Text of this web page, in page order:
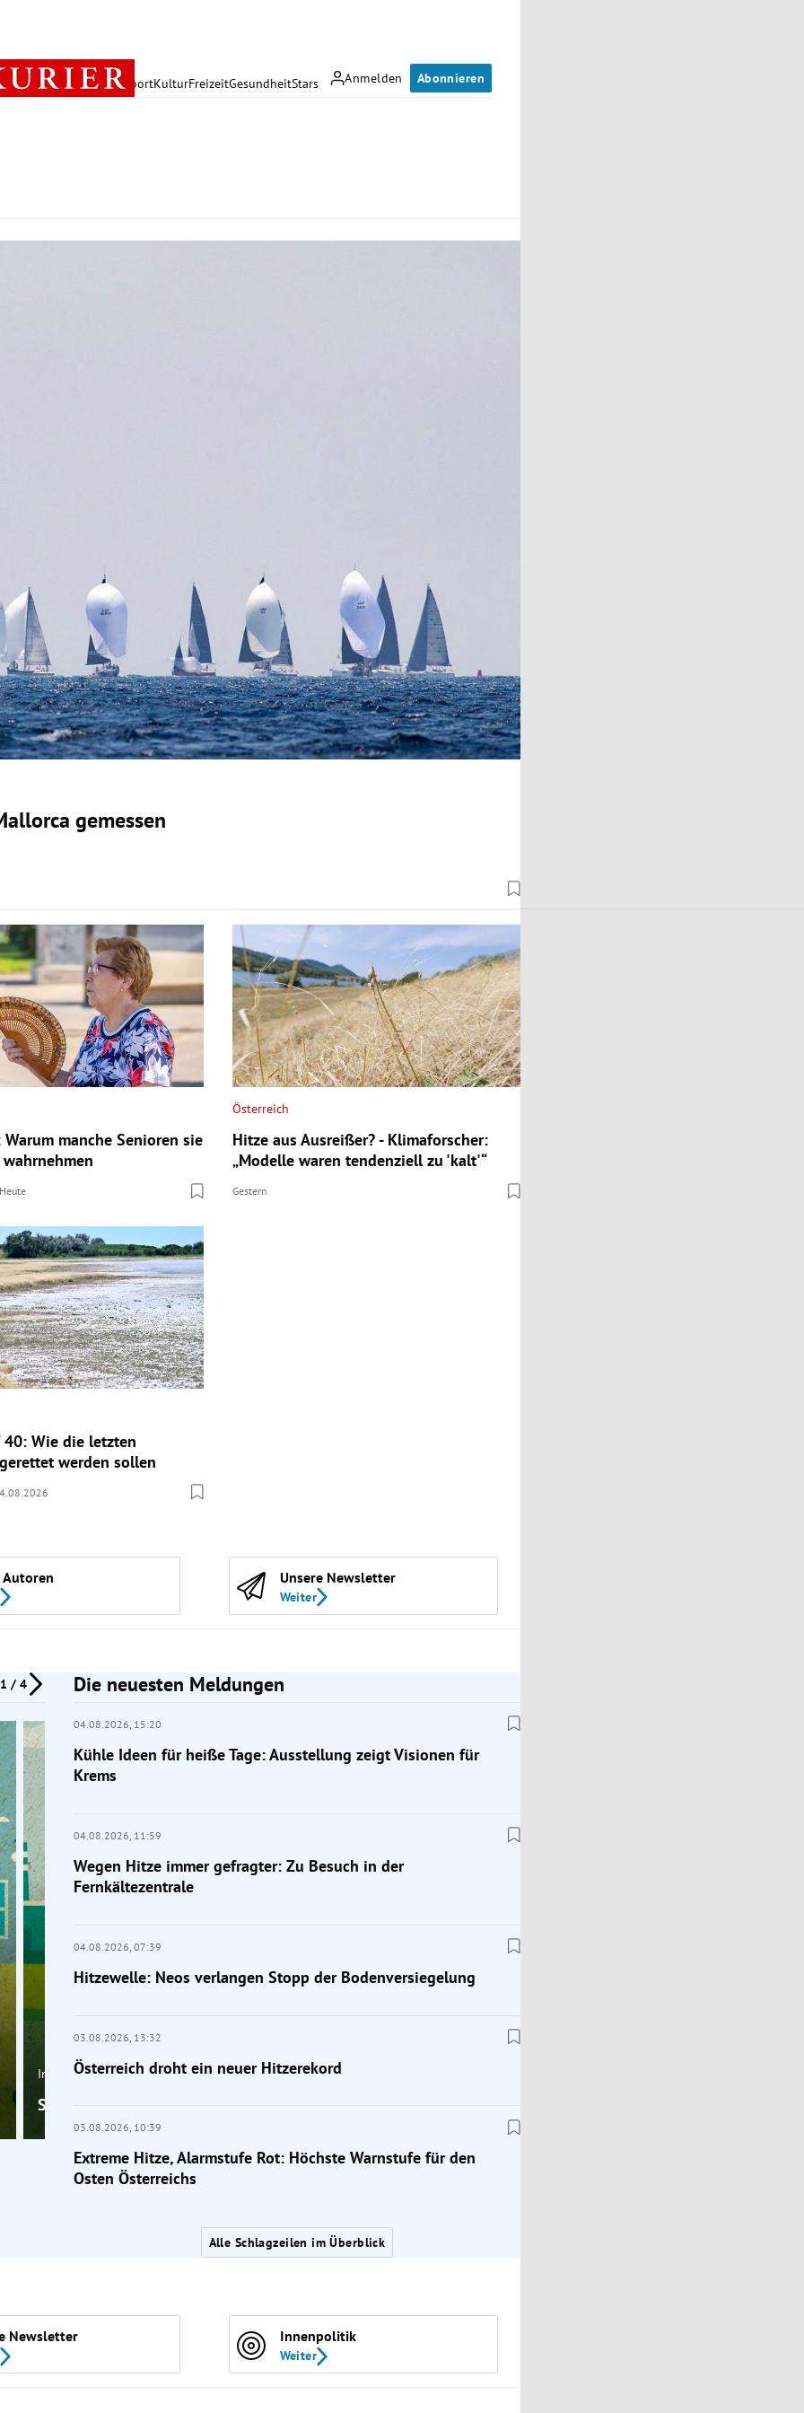
Anmelden Abonnieren
PolitikWirtschaft SportKulturFreizeitGesundheitStars
gemessen
manche Senioren sie
Heute
Österreich
Hitze aus Ausreißer? - Klimaforscher:
„Modelle waren tendenziell zu 'kalt'“
Gestern
Wie die letzten
werden sollen
Autoren Unsere Newsletter
Weiter
1 / 4
Inland
Sind wir eigentlich noch zu retten?
Die neuesten Meldungen
04.08.2026, 15:20
Kühle Ideen für heiße Tage: Ausstellung zeigt Visionen für
Krems
04.08.2026, 11:59
Wegen Hitze immer gefragter: Zu Besuch in der
Fernkältezentrale
04.08.2026, 07:39
Hitzewelle: Neos verlangen Stopp der Bodenversiegelung
03.08.2026, 13:32
Österreich droht ein neuer Hitzerekord
03.08.2026, 10:39
Extreme Hitze, Alarmstufe Rot: Höchste Warnstufe für den
Osten Österreichs
Alle Schlagzeilen im Überblick
Newsletter Innenpolitik
Weiter